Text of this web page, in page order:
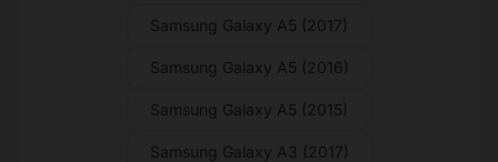
Samsung Galaxy A5 (2017)
Samsung Galaxy A5 (2016)
Samsung Galaxy A5 (2015)
Samsung Galaxy A3 (2017)